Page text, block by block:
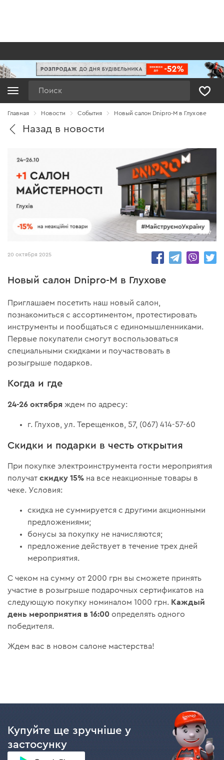
Главная Новости Cобытия Новый салон Dnipro-M в Глухове
Назад в новости
3667
20 октября 2025
Новый салон Dnipro-M в Глухове
Приглашаем посетить наш новый салон,
познакомиться с ассортиментом, протестировать
инструменты и пообщаться с единомышленниками.
Первые покупатели смогут воспользоваться
специальными скидками и поучаствовать в
розыгрыше подарков.
Когда и где
24-26 октябряждем по адресу:
г. Глухов, ул. Терещенков, 57, (067) 414-57-60
Скидки и подарки в честь открытия
При покупке электроинструмента гости мероприятия
получат скидку 15% на все неакционные товары в
чеке. Условия:
скидка не суммируется с другими акционными
предложениями;
бонусы за покупку не начисляются;
предложение действует в течение трех дней
мероприятия.
С чеком на сумму от 2000 грн вы сможете принять
участие в розыгрыше подарочных сертификатов на
следующую покупку номиналом 1000 грн. Каждый
день мероприятия в 16:00 определять одного
победителя.
Ждем вас в новом салоне мастерства!
Купуйте ще зручніше у
застосунку